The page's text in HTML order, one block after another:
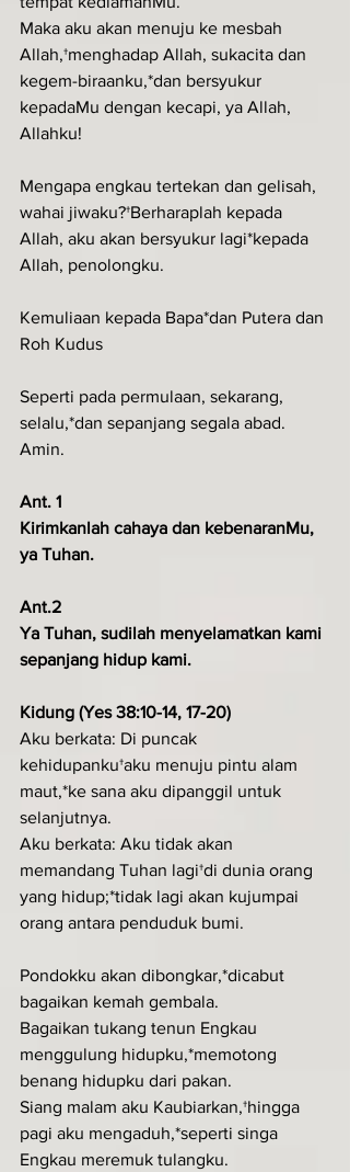
Maka aku akan menuju ke mesbah
Allah,†menghadap Allah, sukacita dan
kegem-biraanku,*dan bersyukur
kepadaMu dengan kecapi, ya Allah,
Allahku!
Mengapa engkau tertekan dan gelisah,
wahai jiwaku?†Berharaplah kepada
Allah, aku akan bersyukur lagi*kepada
Allah, penolongku.
Kemuliaan kepada Bapa*dan Putera dan
Roh Kudus
Seperti pada permulaan, sekarang,
selalu,*dan sepanjang segala abad.
Amin.
Ant. 1
Kirimkanlah cahaya dan kebenaranMu,
ya Tuhan.
Ant.2
Ya Tuhan, sudilah menyelamatkan kami
sepanjang hidup kami.
Kidung (Yes 38:10-14, 17-20)
Aku berkata: Di puncak
kehidupanku†aku menuju pintu alam
maut,*ke sana aku dipanggil untuk
selanjutnya.
Aku berkata: Aku tidak akan
memandang Tuhan lagi†di dunia orang
yang hidup;*tidak lagi akan kujumpai
orang antara penduduk bumi.
Pondokku akan dibongkar,*dicabut
bagaikan kemah gembala.
Bagaikan tukang tenun Engkau
menggulung hidupku,*memotong
benang hidupku dari pakan.
Siang malam aku Kaubiarkan,†hingga
pagi aku mengaduh,*seperti singa
Engkau meremuk tulangku.